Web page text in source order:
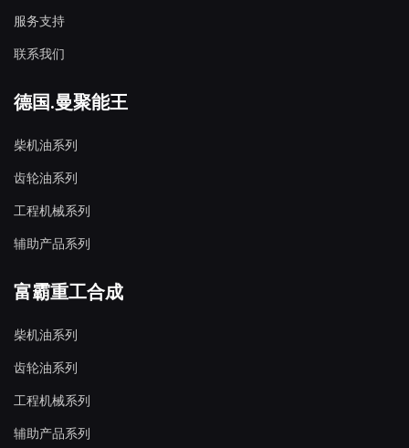
服务支持
联系我们
德国.曼聚能王
柴机油系列
齿轮油系列
工程机械系列
辅助产品系列
富霸重工合成
柴机油系列
齿轮油系列
工程机械系列
辅助产品系列